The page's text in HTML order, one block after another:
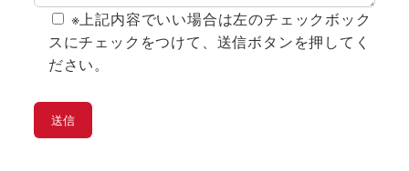
※上記内容でいい場合は左のチェックボック
スにチェックをつけて、送信ボタンを押してく
ださい。